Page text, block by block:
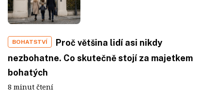
BOHATSTVÍ
Proč většina lidí asi nikdy
nezbohatne. Co skutečně stojí za majetkem
bohatých
8 minut čtení